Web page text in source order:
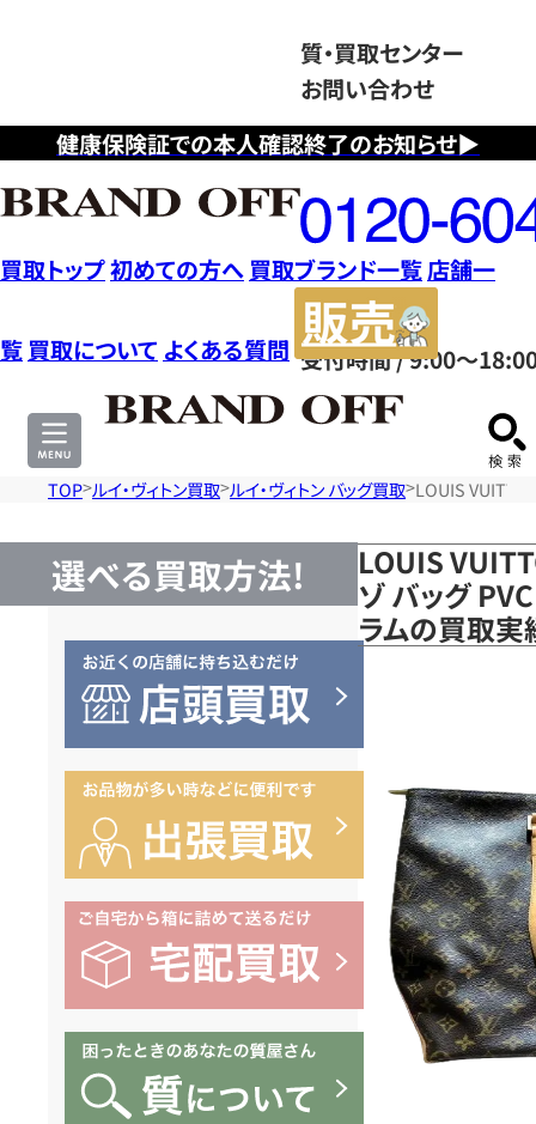
健康保険証での本人確認終了のお知らせ▶
質・買取センター
お問い合わせ
フ
リ
ー
ダ
イ
ヤ
ル
0120604117
受付時間 / 9:00～
買取トップ初めての方へ 買取ブランド一覧店舗一
覧 買取について よくある質問
サ
TOP ルイ・ヴィトン買取 ルイ・ヴィトン バッグ買取 LOUIS
選べる買取方法!
LOUIS
ゾ バッグ
ラムの買取実